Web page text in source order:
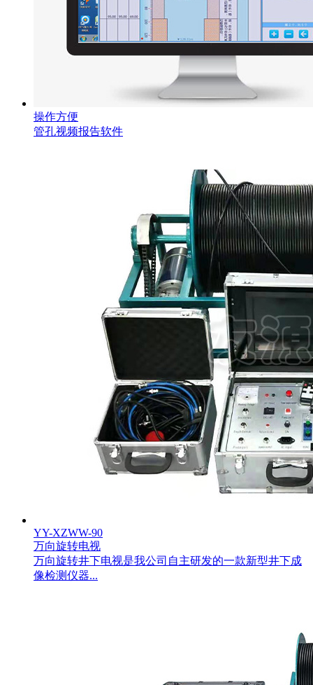
操作方便
管孔视频报告软件
YY-XZWW-90
万向旋转电视
万向旋转井下电视是我公司自主研发的一款新型井下成
像检测仪器...